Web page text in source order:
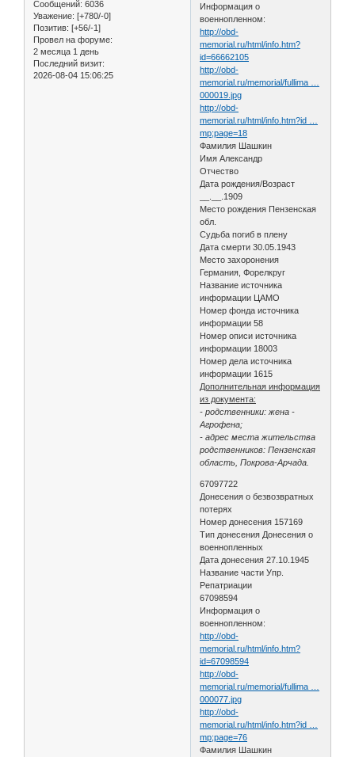
Сообщений: 6036
Уважение: [+780/-0]
Позитив: [+56/-1]
Провел на форуме:
2 месяца 1 день
Последний визит:
2026-08-04 15:06:25
Информация о
военнопленном:
http://obd-
memorial.ru/html/info.htm?
id=66662105
http://obd-
memorial.ru/memorial/fullima …
000019.jpg
http://obd-
memorial.ru/html/info.htm?id …
mp;page=18
Фамилия Шашкин
Имя Александр
Отчество
Дата рождения/Возраст
__.__.1909
Место рождения Пензенская
обл.
Судьба погиб в плену
Дата смерти 30.05.1943
Место захоронения
Германия, Форелкруг
Название источника
информации ЦАМО
Номер фонда источника
информации 58
Номер описи источника
информации 18003
Номер дела источника
информации 1615
Дополнительная информация
из документа:
- родственники: жена -
Агрофена;
- адрес места жительства
родственников: Пензенская
область, Покрова-Арчада.
67097722
Донесения о безвозвратных
потерях
Номер донесения 157169
Тип донесения Донесения о
военнопленных
Дата донесения 27.10.1945
Название части Упр.
Репатриации
67098594
Информация о
военнопленном:
http://obd-
memorial.ru/html/info.htm?
id=67098594
http://obd-
memorial.ru/memorial/fullima …
000077.jpg
http://obd-
memorial.ru/html/info.htm?id …
mp;page=76
Фамилия Шашкин